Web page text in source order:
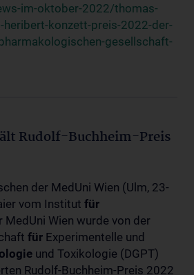
im-oktober-2022/thomas-
heribert-konzett-preis-2022-der-
gesellschaft-
Rudolf-Buchheim-Preis
der MedUni Wien (Ulm, 23-
vom Institut für
MedUni Wien wurde von der
für Experimentelle und
und Toxikologie (DGPT)
Rudolf-Buchheim-Preis 2022